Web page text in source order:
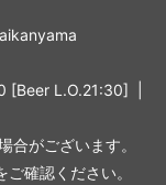
[Beer L.O.21:30] |
合がございます。
確認ください。